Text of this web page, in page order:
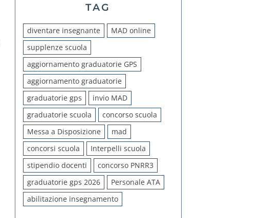
TAG
diventare insegnante
MAD online
supplenze scuola
aggiornamento graduatorie GPS
aggiornamento graduatorie
graduatorie gps
invio MAD
graduatorie scuola
concorso scuola
Messa a Disposizione
mad
concorsi scuola
Interpelli scuola
stipendio docenti
concorso PNRR3
graduatorie gps 2026
Personale ATA
abilitazione insegnamento